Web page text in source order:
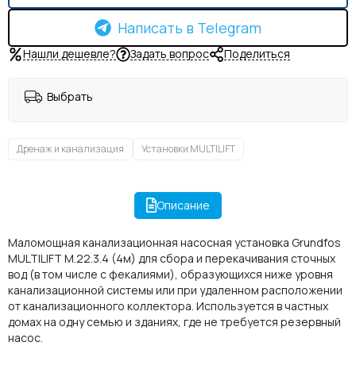
Написать в Telegram
Нашли дешевле? Задать вопрос Поделиться
Выбрать
Дренаж и канализация Установки MULTILIFT
Описание
Маломощная канализационная насосная установка Grundfos
MULTILIFT M.22.3.4 (4м) для сбора и перекачивания сточных
вод (в том числе с фекалиями), образующихся ниже уровня
канализационной системы или при удаленном расположении
от канализационного коллектора. Используется в частных
домах на одну семью и зданиях, где не требуется резервный
насос.